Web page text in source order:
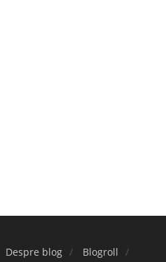
Despre blog
Blogroll